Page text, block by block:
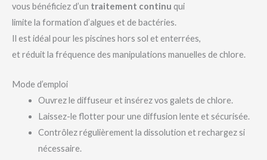
vous bénéficiez d’un traitement continu qui
limite la formation d’algues et de bactéries.
Il est idéal pour les piscines hors sol et enterrées,
et réduit la fréquence des manipulations manuelles de chlore.
Mode d’emploi
Ouvrez le diffuseur et insérez vos galets de chlore.
Laissez-le flotter pour une diffusion lente et sécurisée.
Contrôlez régulièrement la dissolution et rechargez si
nécessaire.